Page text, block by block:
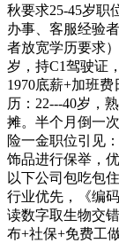
秋要求25-45岁职
办事、客服经验
者放宽学历要求
岁，持C1驾驶证
1970底薪+加班
历：22---40岁，
摊。半个月倒一
险一金职位引见
饰品进行保举，
以下公司包吃包
行业优先，《编
读数字取生物交
布+社保+免费工